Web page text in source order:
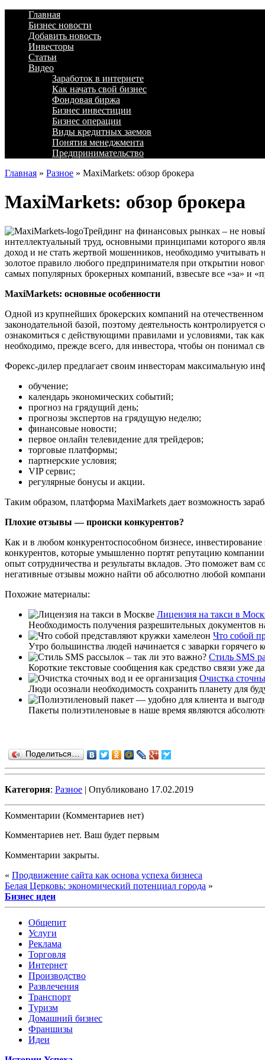
Главная
Бизнес новости
Добавить новость
Инвесторы
Статьи
Видео
Заработок в интернете
Как начать свой бизнес
Фондовая биржа
Бизнес инвестиции
Бизнес операции
Виды кредитных заемов
Понятия менеджмента
Предпринимательство
Главная » Разное » MaxiMarkets: обзор брокера
MaxiMarkets: обзор брокера
Трейдинг на финансовых рынках – не
интеллектуальный труд, основными принципами которого
доход и не стать жертвой мошенников, необходимо
золотое правило любого предпринимателя при открытии
самых популярных брокерных компаний, взвесьте все «за» и
MaxiMarkets: основные особенности
Одной из крупнейших брокерских компаний на
законодательной базой, поэтому деятельность
ознакомиться с действующими правилами и условиями, так
необходимо, прежде всего, для инвестора, чтобы он понимал
Форекс-дилер предлагает своим инвесторам максимальную
обучение;
календарь экономических событий;
прогноз на грядущий день;
прогнозы экспертов на грядущую неделю;
финансовые новости;
первое онлайн телевидение для трейдеров;
торговые платформы;
партнерские условия;
VIP сервис;
регулярные бонусы и акции.
Таким образом, платформа MaxiMarkets дает возможность
Плохие отзывы — происки конкурентов?
Как и в любом конкурентоспособном бизнесе,
конкурентов, которые умышленно портят репутацию
опыт сотрудничества и результаты вкладов. Это поможет вам
негативные отзывы можно найти об абсолютно любой
Похожие материалы:
Лицензия на такси в
Необходимость получения разрешительных документов
Что собой
Утро большинства людей начинается с заварки
Стиль SMS
Короткие текстовые сообщения как средство связи уже
Очистка
Люди осознали необходимость сохранить планету для
Пакеты полиэтиленовые в наше время являются
Поделиться…
Категория: Разное | Опубликовано 17.02.2019
Комментарии (Комментариев нет)
Комментариев нет. Ваш будет первым
Комментарии закрыты.
« Продвижение сайта как основа успеха бизнеса
Белая Церковь: экономический потенциал города »
Бизнес идеи
Общепит
Услуги
Реклама
Торговля
Интернет
Производство
Развлечения
Транспорт
Туризм
Домашний бизнес
Франшизы
Идеи